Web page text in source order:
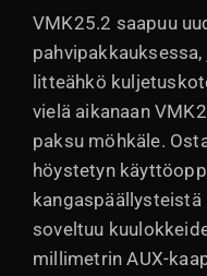
VMK25.2 saapuu
litteähkö
vielä aikanaan
paksu möhkäle.
höystetyn
kangaspäällysteistä
soveltuu
millimetrin AUX-